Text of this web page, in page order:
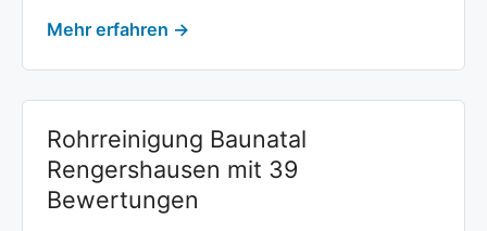
Mehr erfahren →
Rohrreinigung Baunatal
Rengershausen mit 39
Bewertungen